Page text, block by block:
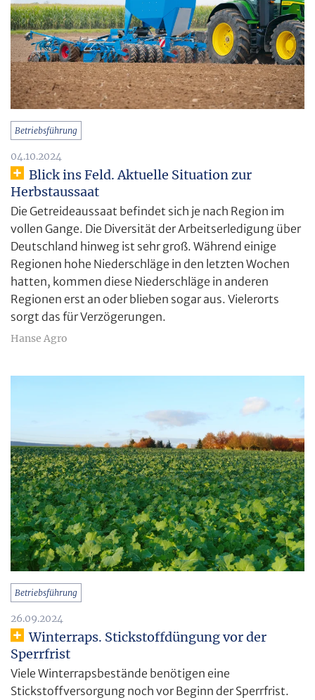
Betriebsführung
04.10.2024
Blick ins Feld. Aktuelle Situation zur
Herbstaussaat
Die Getreideaussaat befindet sich je nach Region im
vollen Gange. Die Diversität der Arbeitserledigung über
Deutschland hinweg ist sehr groß. Während einige
Regionen hohe Niederschläge in den letzten Wochen
hatten, kommen diese Niederschläge in anderen
Regionen erst an oder blieben sogar aus. Vielerorts
sorgt das für Verzögerungen.
Hanse Agro
Betriebsführung
26.09.2024
Winterraps. Stickstoffdüngung vor der
Sperrfrist
Viele Winterrapsbestände benötigen eine
Stickstoffversorgung noch vor Beginn der Sperrfrist.